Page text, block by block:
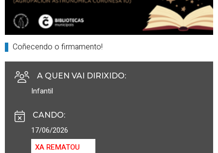
Coñecendo o firmamento!
A QUEN VAI DIRIXIDO:
Infantil
CANDO:
17/06/2026
XA REMATOU